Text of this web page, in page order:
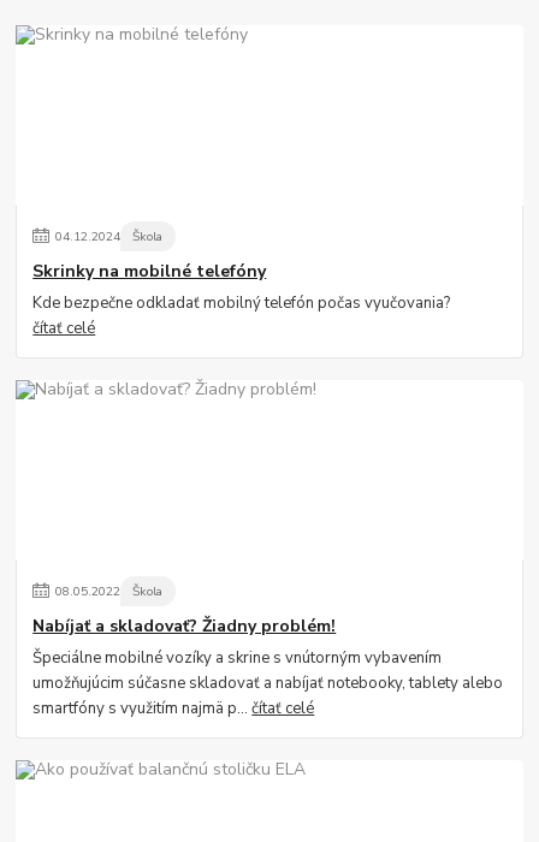
04.12.2024 Škola
Skrinky na mobilné telefóny
Kde bezpečne odkladať mobilný telefón počas vyučovania?
čítať celé
08.05.2022 Škola
Nabíjať a skladovať? Žiadny problém!
Špeciálne mobilné vozíky a skrine s vnútorným vybavením
umožňujúcim súčasne skladovať a nabíjať notebooky, tablety alebo
smartfóny s využitím najmä p...čítať celé